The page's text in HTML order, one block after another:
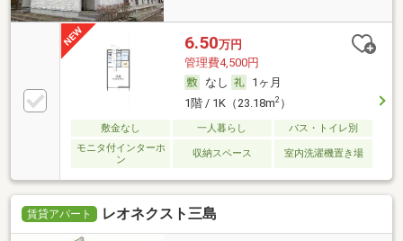
6.50万円
管理費4,500円
なし
1ヶ月
1階 / 1K（23.18m2）
敷金なし 一人暮らし
バス・トイレ別
モニタ付インターホ
ン
収納スペース 室内洗濯機置き場
賃貸アパート レオネクスト三島